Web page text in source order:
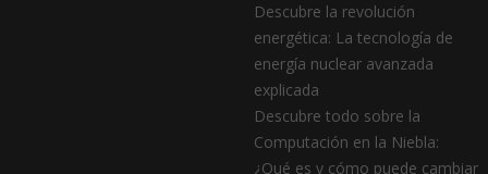
Descubre la revolución
energética: La tecnología de
energía nuclear avanzada
explicada
Descubre todo sobre la
Computación en la Niebla:
¿Qué es y cómo puede cambiar